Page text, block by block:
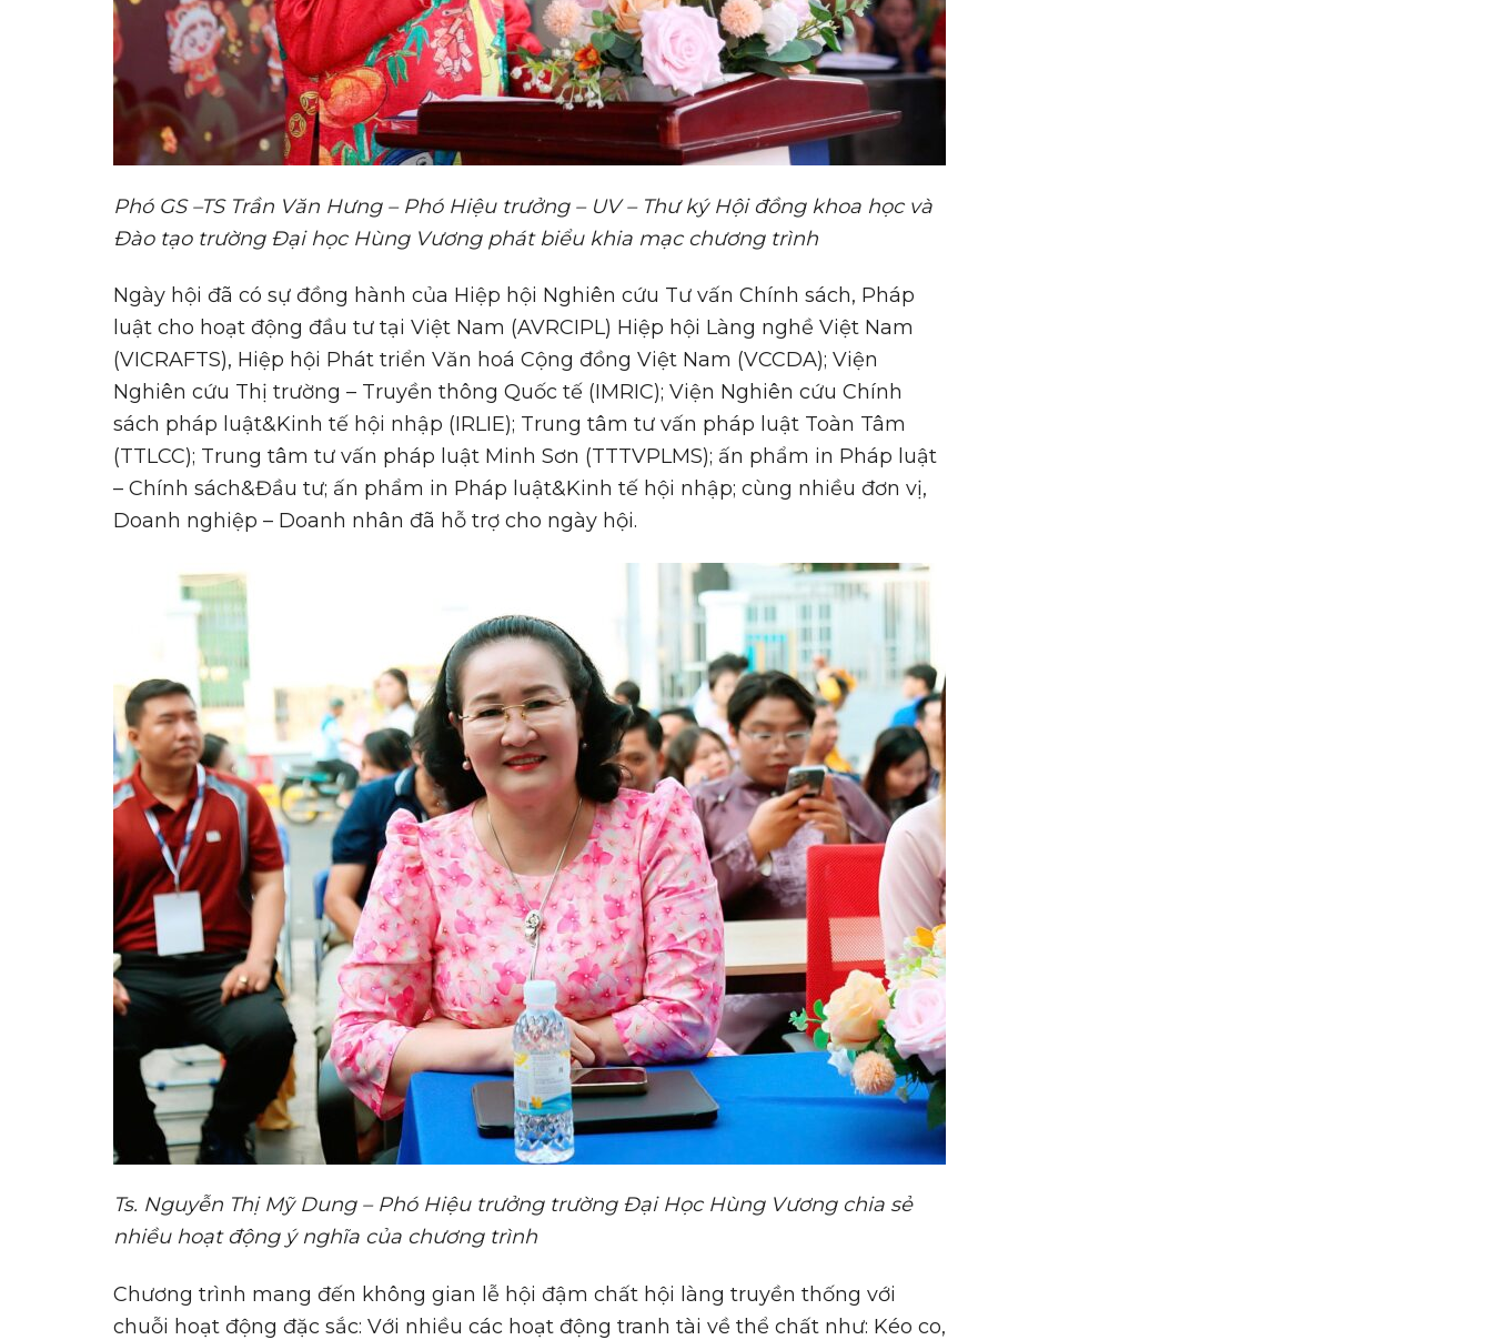
Phó GS –TS Trần Văn Hưng – Phó Hiệu trưởng – UV – Thư ký Hội đồng khoa học và
Đào tạo trường Đại học Hùng Vươngphát biểu khia mạc chương trình
Ngày hội đã có sự đồng hành của Hiệp hội Nghiên cứu Tư vấn Chính sách, Pháp
luật cho hoạt động đầu tư tại Việt Nam (AVRCIPL) Hiệp hội Làng nghề Việt Nam
(VICRAFTS), Hiệp hội Phát triển Văn hoá Cộng đồng Việt Nam (VCCDA); Viện
Nghiên cứu Thị trường – Truyền thông Quốc tế (IMRIC); Viện Nghiên cứu Chính
sách pháp luật&Kinh tế hội nhập (IRLIE); Trung tâm tư vấn pháp luật Toàn Tâm
(TTLCC); Trung tâm tư vấn pháp luật Minh Sơn (TTTVPLMS); ấn phẩm in Pháp luật
– Chính sách&Đầu tư; ấn phẩm in Pháp luật&Kinh tế hội nhập; cùng nhiều đơn vị,
Doanh nghiệp – Doanh nhân đã hỗ trợ cho ngày hội.
Ts. Nguyễn Thị Mỹ Dung – Phó Hiệu trưởng trường Đại Học Hùng Vươngchia sẻ
nhiều hoạt động ý nghĩa của chương trình
Chương trình mang đến không gian lễ hội đậm chất hội làng truyền thống với
chuỗi hoạt động đặc sắc: Với nhiều các hoạt động tranh tài về thể chất như: Kéo co,